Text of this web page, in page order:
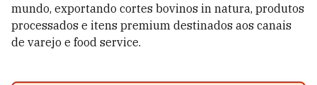
mundo, exportando cortes bovinos in natura, produtos
processados e itens premium destinados aos canais
de varejo e food service.